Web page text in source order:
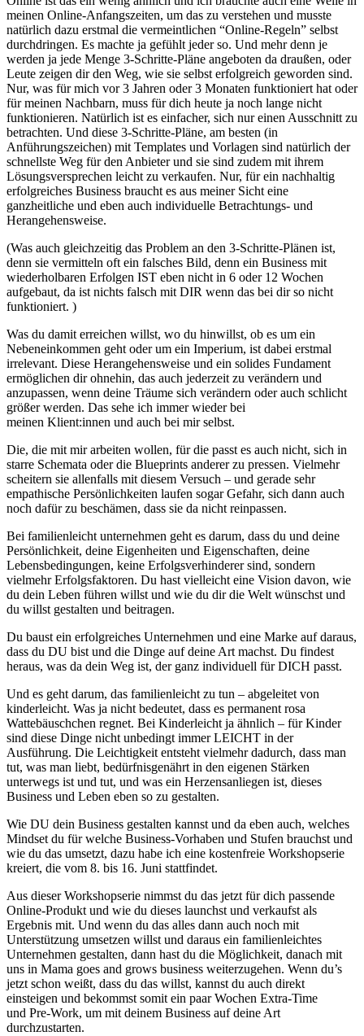
meinen Online-Anfangszeiten, um das zu verstehen und musste
natürlich dazu erstmal die vermeintlichen “Online-Regeln” selbst
durchdringen. Es machte ja gefühlt jeder so. Und mehr denn je
werden ja jede Menge 3-Schritte-Pläne angeboten da draußen, oder
Leute zeigen dir den Weg, wie sie selbst erfolgreich geworden sind.
Nur, was für mich vor 3 Jahren oder 3 Monaten funktioniert hat oder
für meinen Nachbarn, muss für dich heute ja noch lange nicht
funktionieren. Natürlich ist es einfacher, sich nur einen Ausschnitt zu
betrachten. Und diese 3-Schritte-Pläne, am besten (in
Anführungszeichen) mit Templates und Vorlagen sind natürlich der
schnellste Weg für den Anbieter und sie sind zudem mit ihrem
Lösungsversprechen leicht zu verkaufen. Nur, für ein nachhaltig
erfolgreiches Business braucht es aus meiner Sicht eine
ganzheitliche und eben auch individuelle Betrachtungs- und
Herangehensweise.
(Was auch gleichzeitig das Problem an den 3-Schritte-Plänen ist,
denn sie vermitteln oft ein falsches Bild, denn ein Business mit
wiederholbaren Erfolgen IST eben nicht in 6 oder 12 Wochen
aufgebaut, da ist nichts falsch mit DIR wenn das bei dir so nicht
funktioniert. )
Was du damit erreichen willst, wo du hinwillst, ob es um ein
Nebeneinkommen geht oder um ein Imperium, ist dabei erstmal
irrelevant. Diese Herangehensweise und ein solides Fundament
ermöglichen dir ohnehin, das auch jederzeit zu verändern und
anzupassen, wenn deine Träume sich verändern oder auch schlicht
größer werden. Das sehe ich immer wieder bei
meinen Klient:innen und auch bei mir selbst.
Die, die mit mir arbeiten wollen, für die passt es auch nicht, sich in
starre Schemata oder die Blueprints anderer zu pressen. Vielmehr
scheitern sie allenfalls mit diesem Versuch – und gerade sehr
empathische Persönlichkeiten laufen sogar Gefahr, sich dann auch
noch dafür zu beschämen, dass sie da nicht reinpassen.
Bei familienleicht unternehmen geht es darum, dass du und deine
Persönlichkeit, deine Eigenheiten und Eigenschaften, deine
Lebensbedingungen, keine Erfolgsverhinderer sind, sondern
vielmehr Erfolgsfaktoren. Du hast vielleicht eine Vision davon, wie
du dein Leben führen willst und wie du dir die Welt wünschst und
du willst gestalten und beitragen.
Du baust ein erfolgreiches Unternehmen und eine Marke auf daraus,
dass du DU bist und die Dinge auf deine Art machst. Du findest
heraus, was da dein Weg ist, der ganz individuell für DICH passt.
Und es geht darum, das familienleicht zu tun – abgeleitet von
kinderleicht. Was ja nicht bedeutet, dass es permanent rosa
Wattebäuschchen regnet. Bei Kinderleicht ja ähnlich – für Kinder
sind diese Dinge nicht unbedingt immer LEICHT in der
Ausführung. Die Leichtigkeit entsteht vielmehr dadurch, dass man
tut, was man liebt, bedürfnisgenährt in den eigenen Stärken
unterwegs ist und tut, und was ein Herzensanliegen ist, dieses
Business und Leben eben so zu gestalten.
Wie DU dein Business gestalten kannst und da eben auch, welches
Mindset du für welche Business-Vorhaben und Stufen brauchst und
wie du das umsetzt, dazu habe ich eine kostenfreie Workshopserie
kreiert, die vom 8. bis 16. Juni stattfindet.
Aus dieser Workshopserie nimmst du das jetzt für dich passende
Online-Produkt und wie du dieses launchst und verkaufst als
Ergebnis mit. Und wenn du das alles dann auch noch mit
Unterstützung umsetzen willst und daraus ein familienleichtes
Unternehmen gestalten, dann hast du die Möglichkeit, danach mit
uns in Mama goes and grows business weiterzugehen. Wenn du’s
jetzt schon weißt, dass du das willst, kannst du auch direkt
einsteigen und bekommst somit ein paar Wochen Extra-Time
und Pre-Work, um mit deinem Business auf deine Art
durchzustarten.